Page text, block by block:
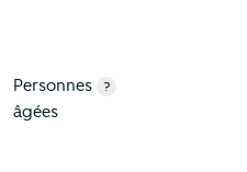
Personnes
âgées
?